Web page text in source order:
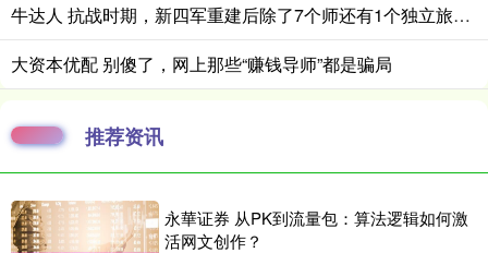
牛达人 抗战时期，新四军重建后除了7个师还有1个独立旅，旅长是谁？
大资本优配 别傻了，网上那些“赚钱导师”都是骗局
推荐资讯
永華证券 从PK到流量包：算法逻辑如何激
活网文创作？